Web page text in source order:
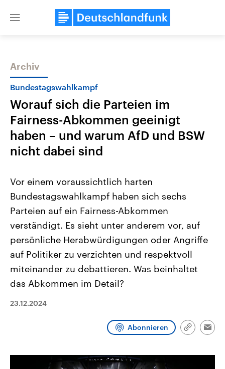
Close
Themen
2026
Alle Informationen
Sachsen-Anhalt wählt am 6.
September 2026 einen neuen
Landtag. Seit 2021 wird das
Bundesland von einer Koalition aus
CDU, SPD und FDP regiert.-
Umfragen, Prognosen,
Wahlprogramme, aktuelle Berichte
und Hintergründe zu den Parteien
Wahl.
Aktuelle Beiträge,
Hintergründe
Wirtschaftlich und
den mächtigsten Ländern
mit großem Einfluss auf
aktuelle Weltgeschehen.
Sendungen Programm Podcasts
Audio-Archiv
Archiv
Bundestagswahlkampf
Worauf sich die Parteien im
Fairness-Abkommen geeinigt
haben – und warum AfD und BSW
nicht dabei sind
Vor einem voraussichtlich harten
Bundestagswahlkampf haben sich sechs
Parteien auf ein Fairness-Abkommen
verständigt. Es sieht unter anderem vor, auf
persönliche Herabwürdigungen oder Angriffe
auf Politiker zu verzichten und respektvoll
miteinander zu debattieren. Was beinhaltet
das Abkommen im Detail?
23.12.2024
Abonnieren
Link